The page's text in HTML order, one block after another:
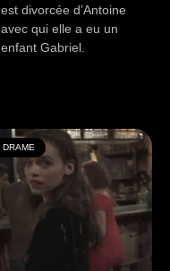
est divorcée d’Antoine
avec qui elle a eu un
enfant Gabriel.
DRAME